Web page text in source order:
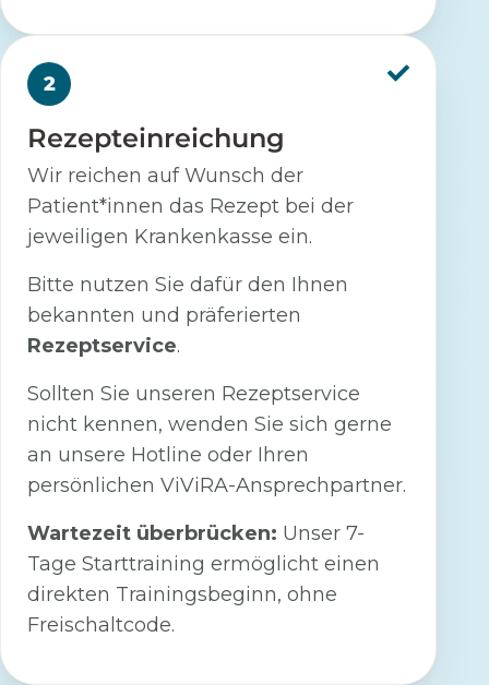
2
Rezepteinreichung
Wir reichen auf Wunsch der
Patient*innen das Rezept bei der
jeweiligen Krankenkasse ein.
Bitte nutzen Sie dafür den Ihnen
bekannten und präferierten
Rezeptservice.
Sollten Sie unseren Rezeptservice
nicht kennen, wenden Sie sich gerne
an unsere Hotline oder Ihren
persönlichen ViViRA-Ansprechpartner.
Wartezeit überbrücken: Unser 7-
Tage Starttraining ermöglicht einen
direkten Trainingsbeginn, ohne
Freischaltcode.